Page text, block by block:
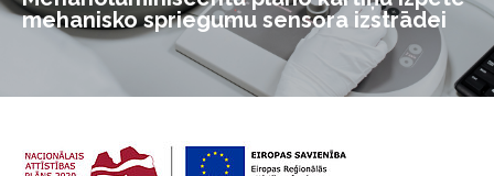
mehanisko spriegumu sensora izstrādei